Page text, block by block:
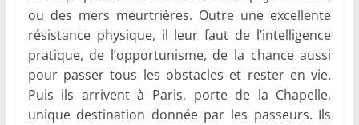
ou des mers meurtrières. Outre une excellente
résistance physique, il leur faut de l’intelligence
pratique, de l’opportunisme, de la chance aussi
pour passer tous les obstacles et rester en vie.
Puis ils arrivent à Paris, porte de la Chapelle,
unique destination donnée par les passeurs. Ils